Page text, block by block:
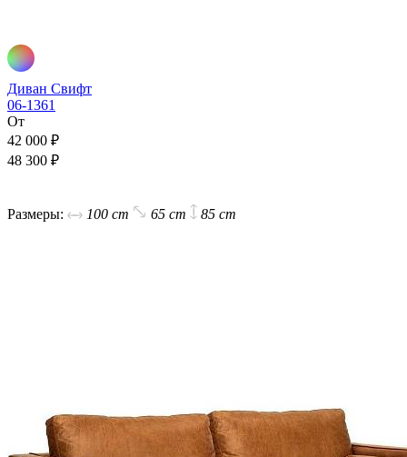
Диван Свифт
06-1361
От
42 000 ₽
48 300 ₽
Размеры:
100 cm 65 cm 85 cm